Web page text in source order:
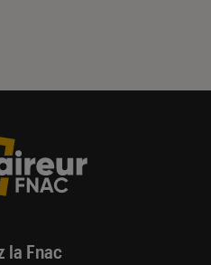
la Fnac